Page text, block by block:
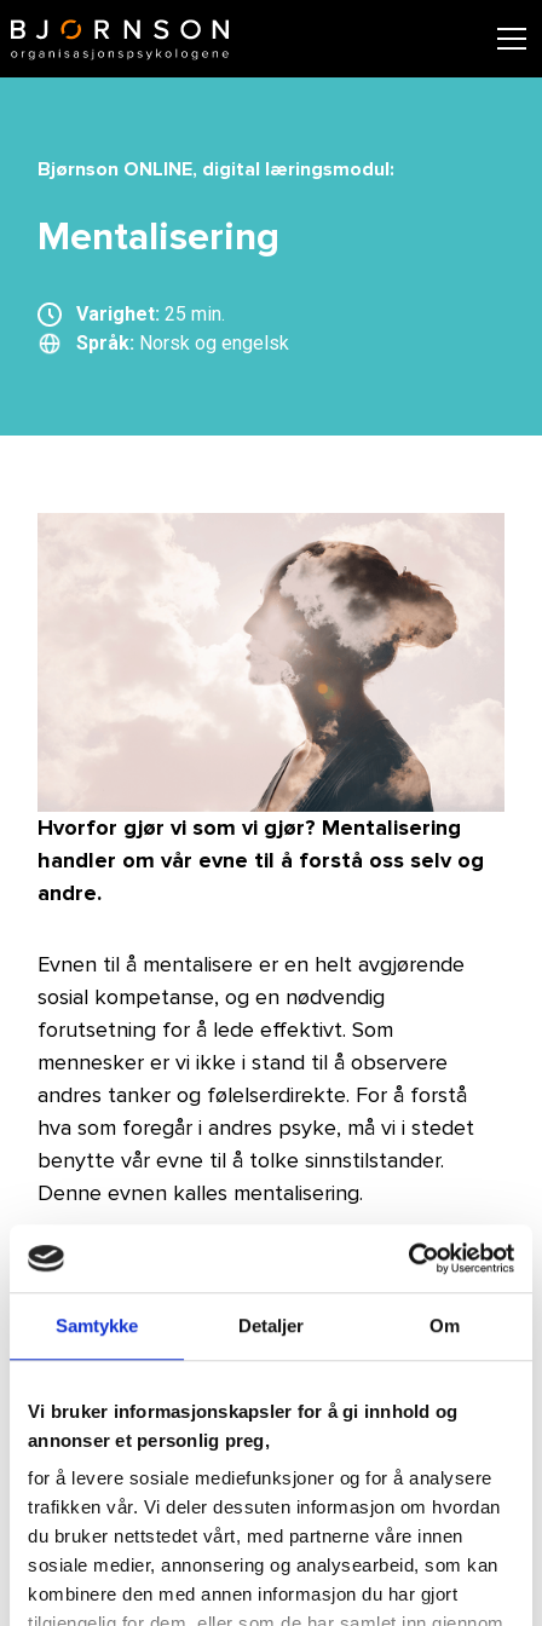
Samtykke Detaljer Om
Vi bruker informasjonskapsler for å gi innhold og
annonser et personlig preg,
for å levere sosiale mediefunksjoner og for å analysere
trafikken vår. Vi deler dessuten informasjon om hvordan
du bruker nettstedet vårt, med partnerne våre innen
sosiale medier, annonsering og analysearbeid, som kan
kombinere den med annen informasjon du har gjort
Bjørnson ONLINE, digital læringsmodul:
Mentalisering
Varighet: 25 min.
Språk: Norsk og engelsk
Hvorfor gjør vi som vi gjør? Mentalisering
handler om vår evne til å forstå oss selv og
andre.
Evnen til å mentalisere er en helt avgjørende
sosial kompetanse, og en nødvendig
forutsetning for å lede effektivt. Som
mennesker er vi ikke i stand til å observere
andres tanker og følelserdirekte. For å forstå
hva som foregår i andres psyke, må vi i stedet
benytte vår evne til å tolke sinnstilstander.
Denne evnen kalles mentalisering.​
Læringsmål:​
Hva mentalisering er​
Verdien av å bruke tid på å forstå andres
perspektiv​
Forutsetning for god mentalisering​
Hvorfor mentalisering er sentralt for god
ledelse, kommunikasjon og relasjoner​